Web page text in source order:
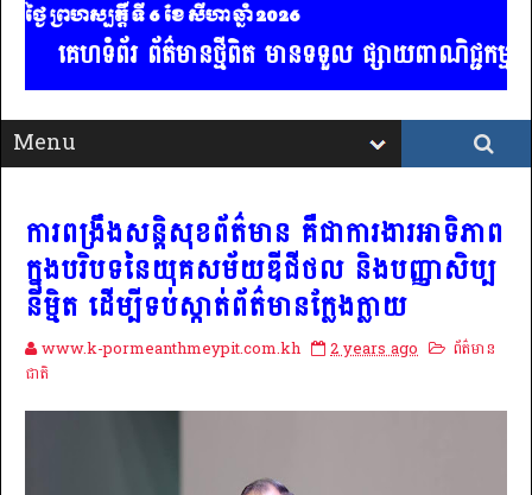
ថ្ងៃ ព្រហស្បត្ដិ៍ ទី 6​ ខែ សីហា ឆ្នាំ 2026
គេហទំព័រ ព័ត៌មានថ្មីពិត មានទទួល ផ្សាយពាណិជ្ជកម្
ការពង្រឹងសន្តិសុខព័ត៌មាន គឺជាការងារអាទិភាព
ក្នុងបរិបទនៃយុគសម័យឌីជីថល និងបញ្ញាសិប្ប
និម្មិត ដើម្បីទប់ស្កាត់ព័ត៌មានក្លែងក្លាយ
www.k-pormeanthmeypit.com.kh 2 years ago
ព័ត៌មាន
ជាតិ